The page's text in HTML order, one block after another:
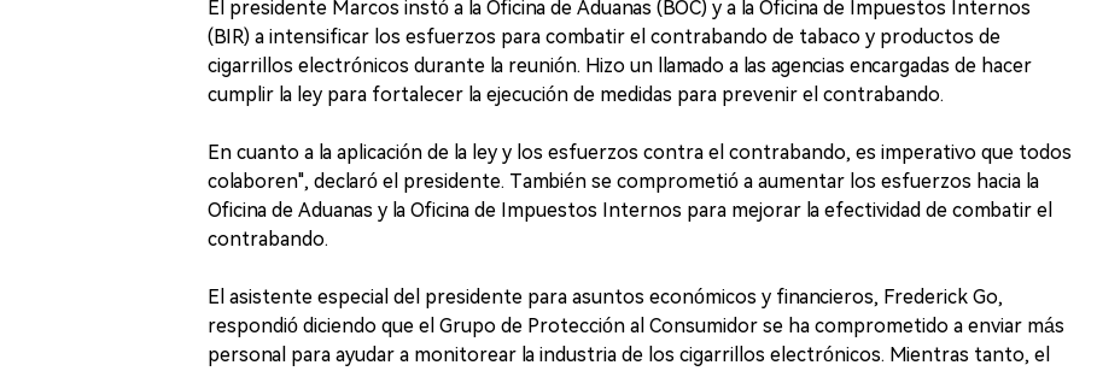
El presidente Marcos instó a la Oficina de Aduanas (BOC) y a la Oficina de Impuestos Internos
(BIR) a intensificar los esfuerzos para combatir el contrabando de tabaco y productos de
cigarrillos electrónicos durante la reunión. Hizo un llamado a las agencias encargadas de hacer
cumplir la ley para fortalecer la ejecución de medidas para prevenir el contrabando.
En cuanto a la aplicación de la ley y los esfuerzos contra el contrabando, es imperativo que todos
colaboren", declaró el presidente. También se comprometió a aumentar los esfuerzos hacia la
Oficina de Aduanas y la Oficina de Impuestos Internos para mejorar la efectividad de combatir el
contrabando.
El asistente especial del presidente para asuntos económicos y financieros, Frederick Go,
respondió diciendo que el Grupo de Protección al Consumidor se ha comprometido a enviar más
personal para ayudar a monitorear la industria de los cigarrillos electrónicos. Mientras tanto, el